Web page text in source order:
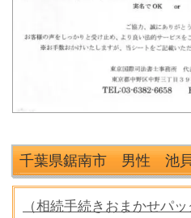
千葉県鋸南市 男性 池
（相続手続きおまかせパッ